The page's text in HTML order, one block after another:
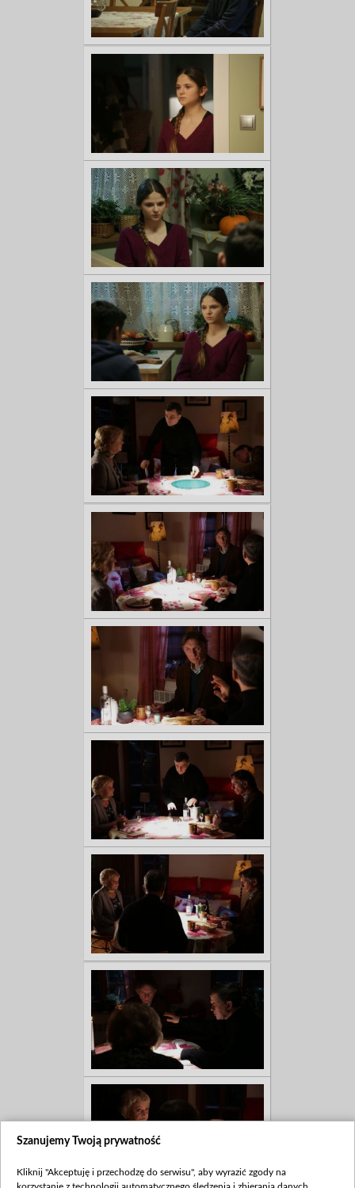
Szanujemy Twoją prywatność
Kliknij "Akceptuję i przechodzę do serwisu", aby wyrazić zgody na